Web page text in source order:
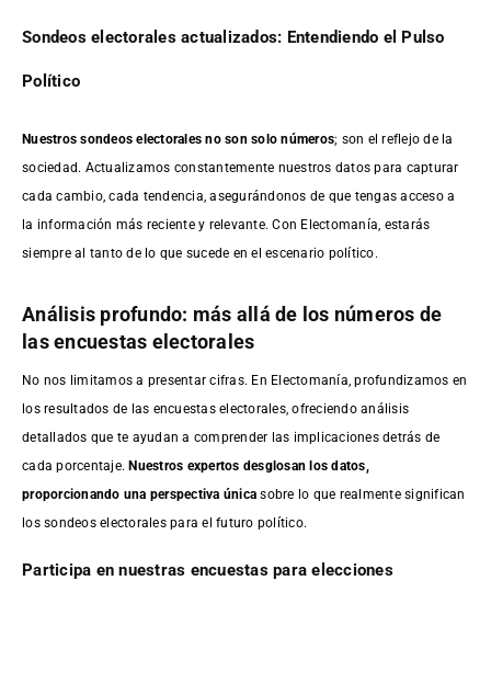
Sondeos electorales actualizados: Entendiendo el Pulso
Político
Nuestros sondeos electorales no son solo números; son el reflejo de la
sociedad. Actualizamos constantemente nuestros datos para capturar
cada cambio, cada tendencia, asegurándonos de que tengas acceso a
la información más reciente y relevante. Con Electomanía, estarás
siempre al tanto de lo que sucede en el escenario político.
Análisis profundo: más allá de los números de
las encuestas electorales
No nos limitamos a presentar cifras. En Electomanía, profundizamos en
los resultados de las encuestas electorales, ofreciendo análisis
detallados que te ayudan a comprender las implicaciones detrás de
cada porcentaje.Nuestros expertos desglosan los datos,
proporcionando una perspectiva única sobre lo que realmente significan
los sondeos electorales para el futuro político.
Participa en nuestras encuestas para elecciones